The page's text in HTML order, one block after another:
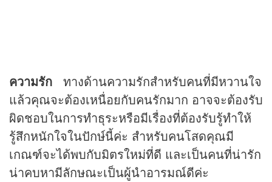
ความรัก ทางด้านความรักสำหรับคนที่มีหวานใจ
แล้วคุณจะต้องเหนื่อยกับคนรักมาก อาจจะต้องรับ
ผิดชอบในการทำธุระหรือมีเรื่องที่ต้องรับรู้ทำให้
รู้สึกหนักใจในปักษ์นี้ค่ะ สำหรับคนโสดคุณมี
เกณฑ์จะได้พบกับมิตรใหม่ที่ดี และเป็นคนที่น่ารัก
น่าคบหามีลักษณะเป็นผู้นำอารมณ์ดีค่ะ